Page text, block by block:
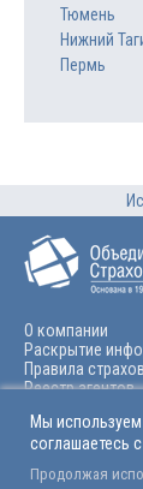
Тюмень
Нижний
Пермь
О компании
Раскрытие
Правила
Реестр агентов
Перерасчет КБМ
Сервис
полисов ДМС
Карьера
Мы используем
соглашаетесь
Продолжая